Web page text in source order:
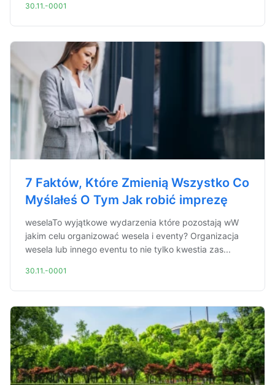
30.11.-0001
7 Faktów, Które Zmienią Wszystko Co
Myślałeś O Tym Jak robić imprezę
weselaTo wyjątkowe wydarzenia które pozostają wW
jakim celu organizować wesela i eventy? Organizacja
wesela lub innego eventu to nie tylko kwestia zas...
30.11.-0001